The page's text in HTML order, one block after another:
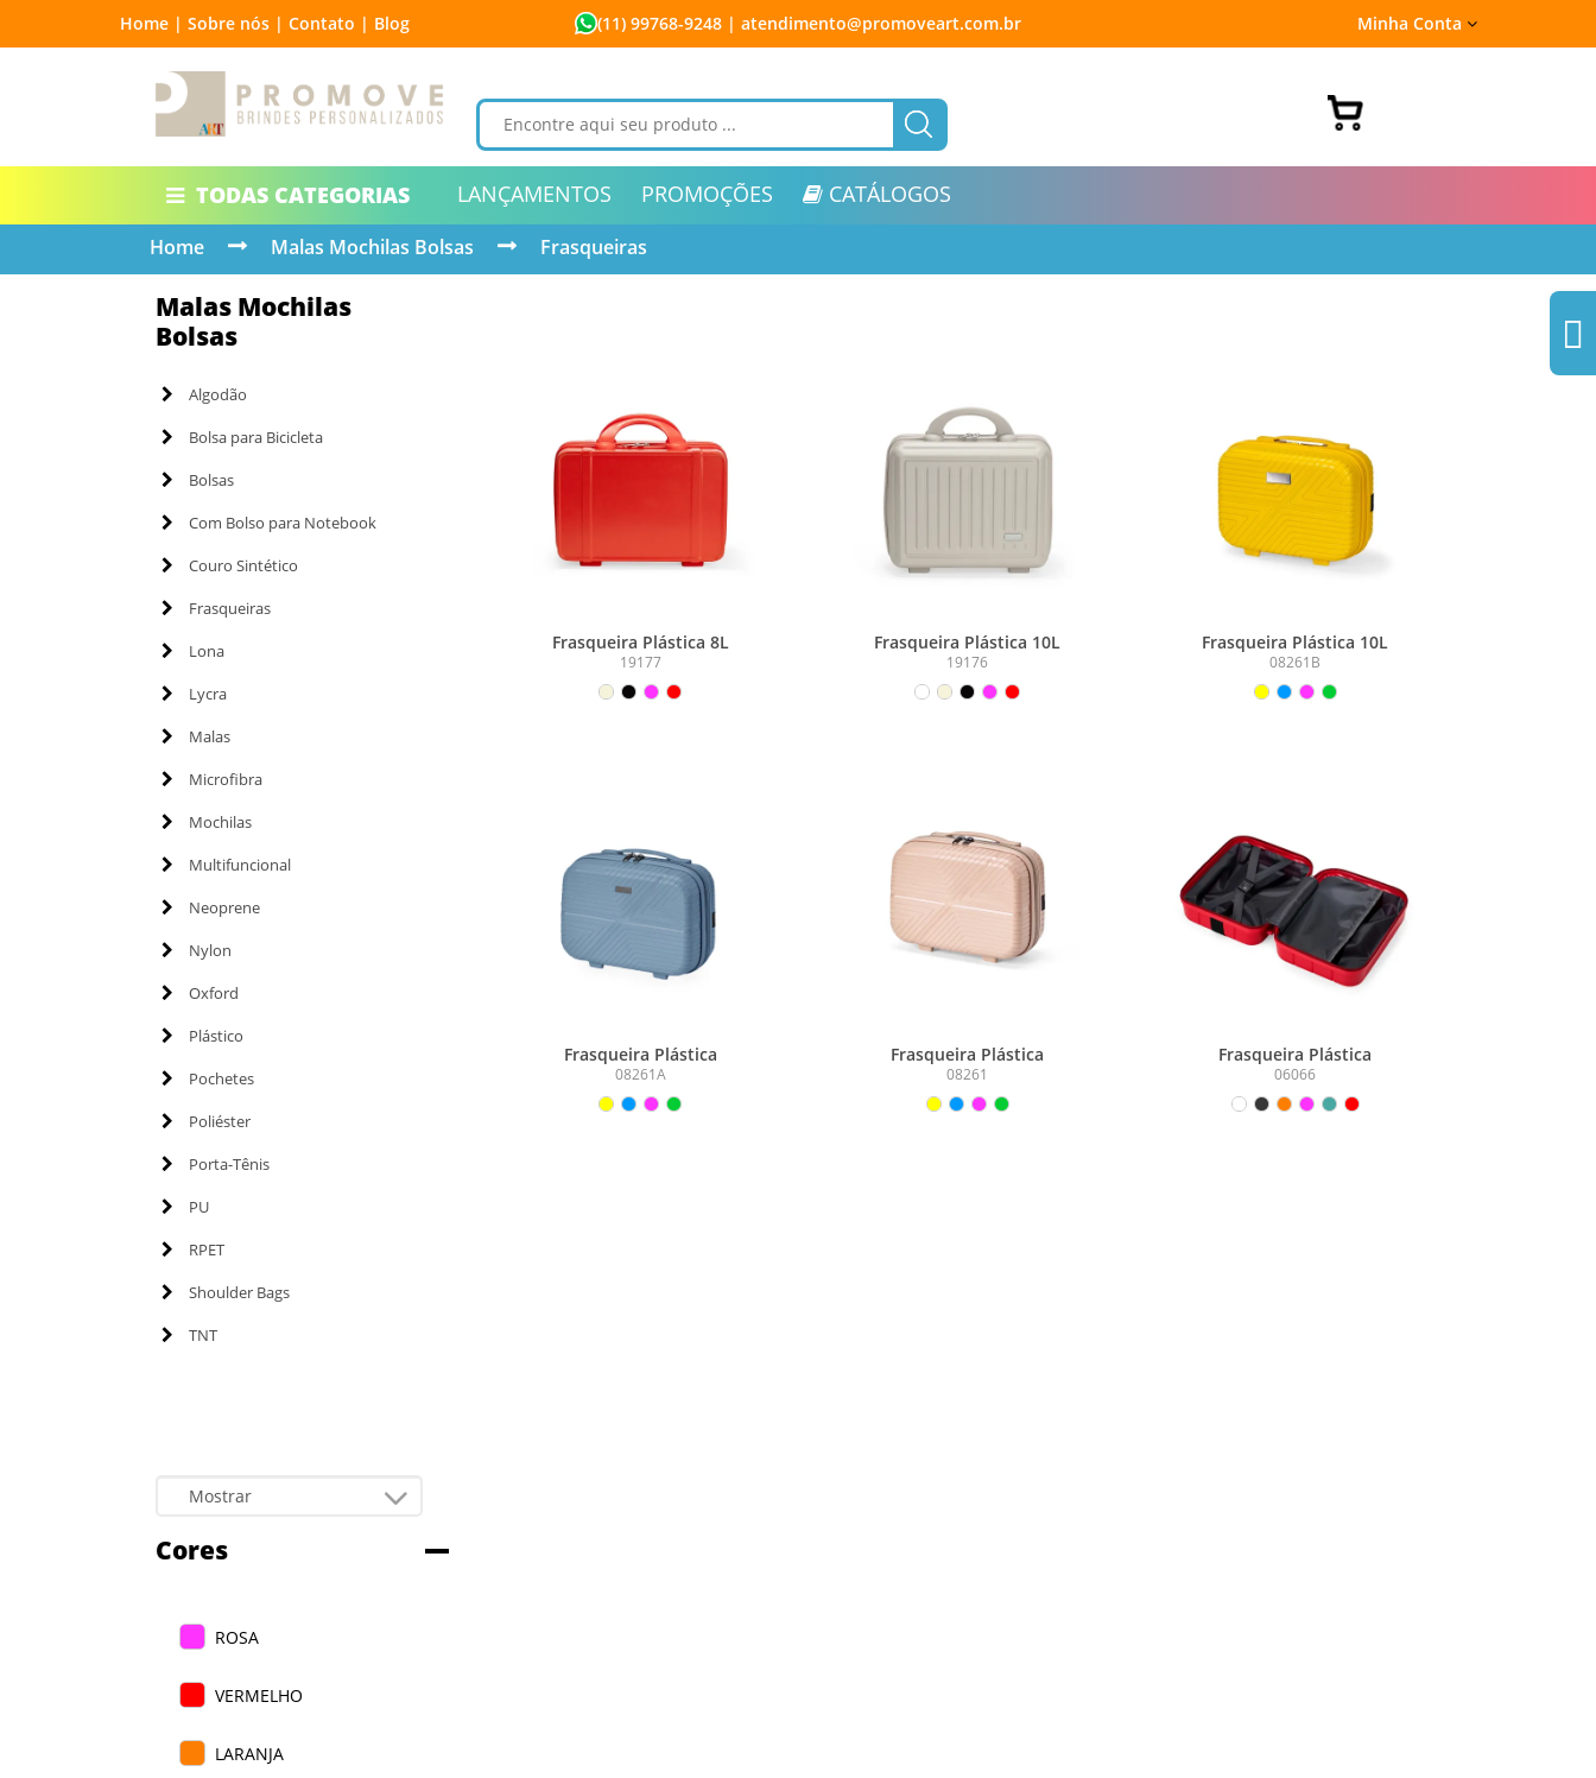
Home | Sobre nós | Contato | Blog (11) 99768-9248 | atendimento@promoveart.com.br Minha Conta
TODAS CATEGORIAS LANÇAMENTOS PROMOÇÕES CATÁLOGOS
Home Malas Mochilas Bolsas Frasqueiras
Malas Mochilas
Bolsas
Algodão
Bolsa para Bicicleta
Bolsas
Com Bolso para Notebook
Couro Sintético
Frasqueiras
Lona
Lycra
Malas
Microfibra
Mochilas
Multifuncional
Neoprene
Nylon
Oxford
Plástico
Pochetes
Poliéster
Porta-Tênis
PU
RPET
Shoulder Bags
TNT
Cores
ROSA
VERMELHO
LARANJA
Frasqueira Plástica 8L
19177
Frasqueira Plástica 10L
19176
Frasqueira Plástica 10L
08261B
Frasqueira Plástica
08261A
Frasqueira Plástica
08261
Frasqueira Plástica
06066